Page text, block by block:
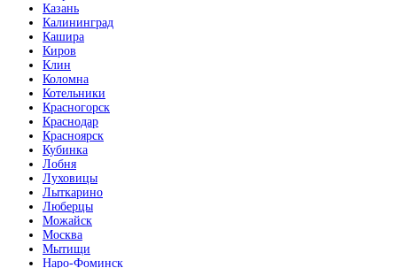
Казань
Калининград
Кашира
Киров
Клин
Коломна
Котельники
Красногорск
Краснодар
Красноярск
Кубинка
Лобня
Луховицы
Лыткарино
Люберцы
Можайск
Москва
Мытищи
Наро-Фоминск